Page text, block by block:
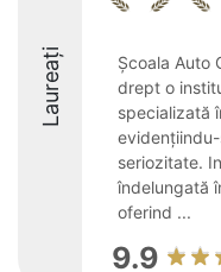
Laureați
Școala Auto
drept o
specializată
seriozitate.
îndelungată
oferind ...
9.9